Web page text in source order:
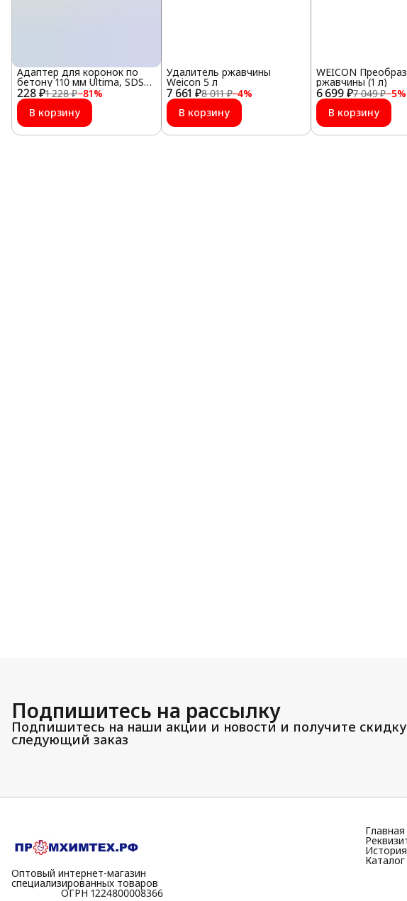
228 ₽1 228 ₽−81%
Адаптер для коронок по
бетону 110 мм Ultima, SDS
plus
В корзину
7 661 ₽8 011 ₽−4%
Удалитель ржавчины
Weicon 5 л
В корзину
6 699 ₽7 049 ₽−5%
WEICON
ржавчины (1 л)
В корзину
Подпишитесь на рассылку
Подпишитесь на наши акции и новости и получите
следующий заказ
Оптовый интернет-магазин
специализированных товаров
⠀⠀⠀⠀⠀⠀⠀ОГРН 1224800008366
Главная
Каталог